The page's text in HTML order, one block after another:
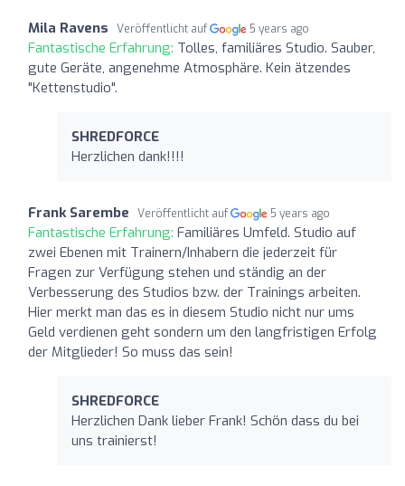
Mila Ravens Veröffentlicht auf 5 years ago
Fantastische Erfahrung: Tolles, familiäres Studio. Sauber,
gute Geräte, angenehme Atmosphäre. Kein ätzendes
"Kettenstudio".
SHREDFORCE
Herzlichen dank!!!!
Frank Sarembe Veröffentlicht auf 5 years ago
Fantastische Erfahrung: Familiäres Umfeld. Studio auf
zwei Ebenen mit Trainern/Inhabern die jederzeit für
Fragen zur Verfügung stehen und ständig an der
Verbesserung des Studios bzw. der Trainings arbeiten.
Hier merkt man das es in diesem Studio nicht nur ums
Geld verdienen geht sondern um den langfristigen Erfolg
der Mitglieder! So muss das sein!
SHREDFORCE
Herzlichen Dank lieber Frank! Schön dass du bei
uns trainierst!